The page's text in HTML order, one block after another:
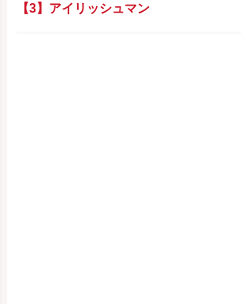
【3】アイリッシュマン